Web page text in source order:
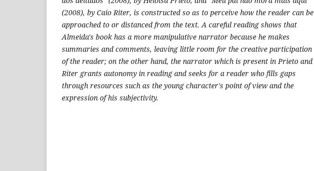
(2008), by Caio Riter, is constructed so as to perceive how the reader can be
approached to or distanced from the text. A careful reading shows that
Almeida's book has a more manipulative narrator because he makes
summaries and comments, leaving little room for the creative participation
of the reader; on the other hand, the narrator which is present in Prieto and
Riter grants autonomy in reading and seeks for a reader who fills gaps
through resources such as the young character's point of view and the
expression of his subjectivity.